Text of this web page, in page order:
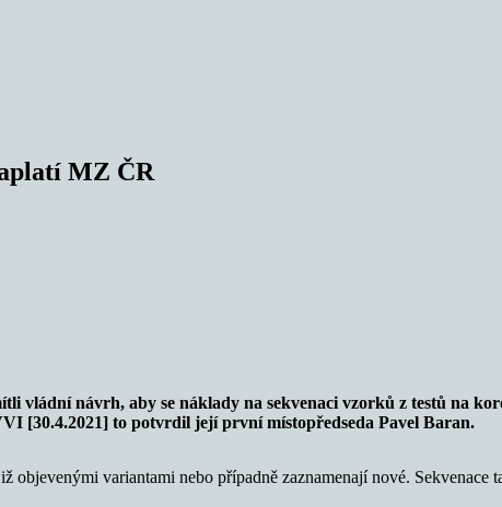
MZ ČR
vládní návrh, aby se náklady na sekvenaci vzorků z testů na
[30.4.2021] to potvrdil její první místopředseda Pavel Baran.
variantami nebo případně zaznamenají nové.